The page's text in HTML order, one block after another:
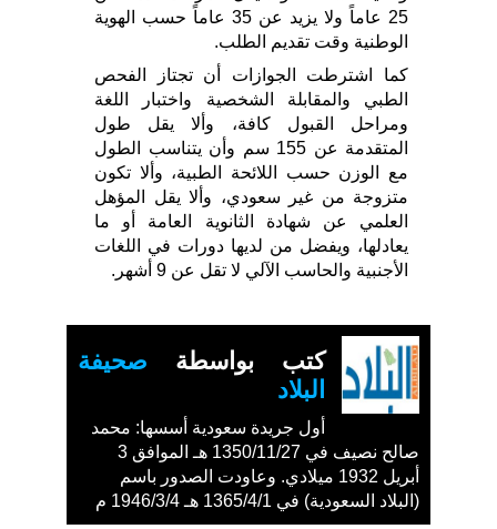
25 عاماً ولا يزيد عن 35 عاماً حسب الهوية
الوطنية وقت تقديم الطلب.
كما اشترطت الجوازات أن تجتاز الفحص
الطبي والمقابلة الشخصية واختبار اللغة
ومراحل القبول كافة، وألا يقل طول
المتقدمة عن 155 سم وأن يتناسب الطول
مع الوزن حسب اللائحة الطبية، وألا تكون
متزوجة من غير سعودي، وألا يقل المؤهل
العلمي عن شهادة الثانوية العامة أو ما
يعادلها، ويفضل من لديها دورات في اللغات
الأجنبية والحاسب الآلي لا تقل عن 9 أشهر.
كتب بواسطة صحيفة
البلاد
أول جريدة سعودية أسسها: محمد
صالح نصيف في 1350/11/27 هـ الموافق 3
أبريل 1932 ميلادي. وعاودت الصدور باسم
(البلاد السعودية) في 1365/4/1 هـ 1946/3/4 م